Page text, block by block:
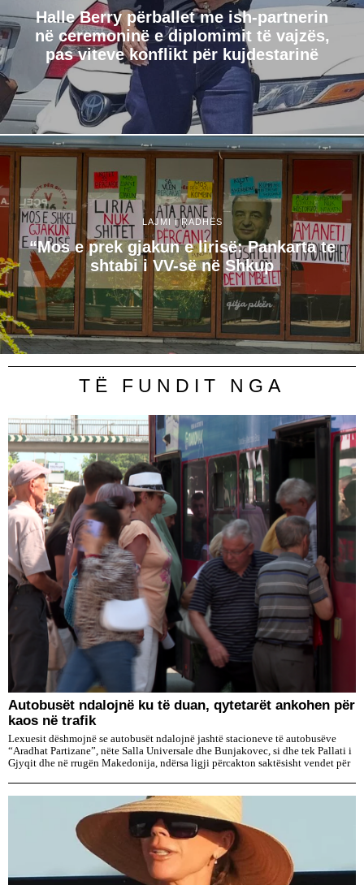
Halle Berry përballet me ish-partnerin
në ceremoninë e diplomimit të vajzës,
pas viteve konflikt për kujdestarinë
LAJMI I RADHËS
“Mos e prek gjakun e lirisë: Pankarta te
shtabi i VV-së në Shkup
TË FUNDIT NGA
Autobusët ndalojnë ku të duan, qytetarët ankohen për
kaos në trafik
Lexuesit dëshmojnë se autobusët ndalojnë jashtë stacioneve të autobusëve
“Aradhat Partizane”, nëte Salla Universale dhe Bunjakovec, si dhe tek Pallati i
Gjyqit dhe në rrugën Makedonija, ndërsa ligji përcakton saktësisht vendet për